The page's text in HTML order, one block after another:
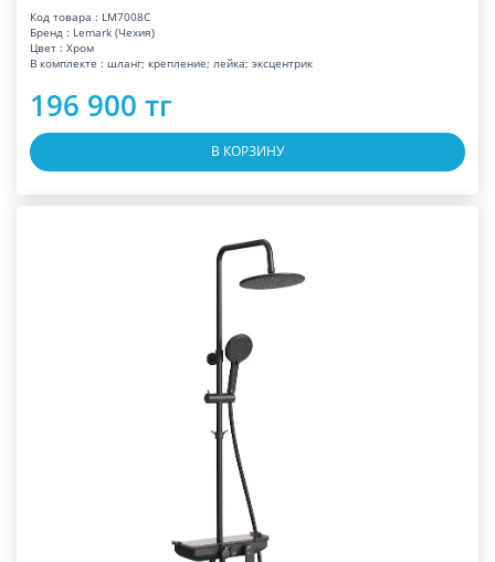
Код товара : LM7008C
Бренд : Lemark (Чехия)
Цвет : Хром
В комплекте : шланг; крепление; лейка; эксцентрик
196 900 тг
В КОРЗИНУ